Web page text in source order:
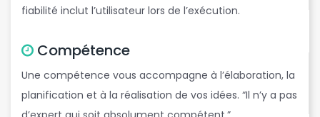
e
fiabilité inclut l’utilisateur lors de l’exécution.
Compétence
Une compétence vous accompagne à l’élaboration, la
planification et à la réalisation de vos idées. “Il n’y a pas